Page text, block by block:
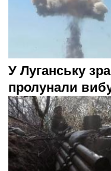
У Луганську
пролунали